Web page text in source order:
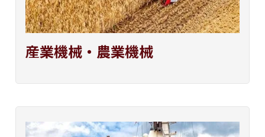
産業機械・農業機械